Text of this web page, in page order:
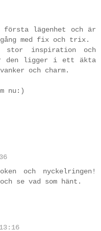
första lägenhet och är
med fix och trix.
inspiration och
den ligger i ett äkta
och charm.
nu:)
och nyckelringen!
se vad som hänt.